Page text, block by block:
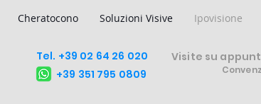
Tel. +39 02 64 26 020
+39 351 795 0809
Visite su
Cheratocono Soluzioni Visive Ipovisione